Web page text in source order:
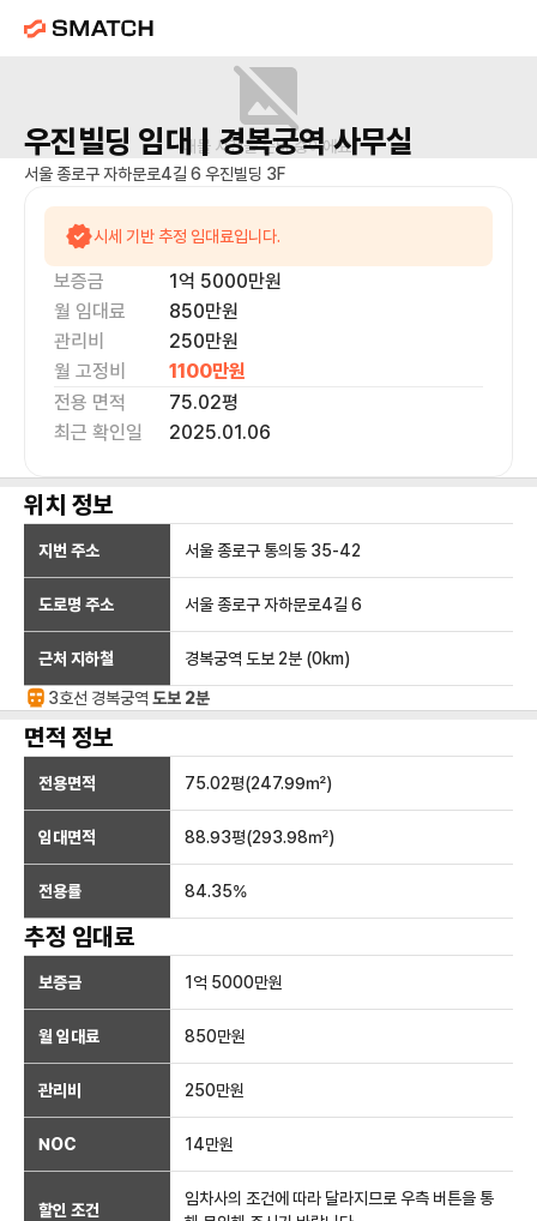
매물 사진을 준비 중이에요.
우진빌딩 임대 | 경복궁역사무실
서울 종로구 자하문로4길 6 우진빌딩 3F
시세 기반 추정 임대료입니다.
보증금 1억 5000만원
월 임대료
850만원
관리비
250만원
월 고정비
1100만원
전용 면적
75.02평
최근 확인일
2025.01.06
위치 정보
지번 주소 서울 종로구 통의동 35-42
도로명 주소 서울 종로구 자하문로4길 6
근처 지하철 경복궁역 도보 2분 (0km)
3호선 경복궁역 도보 2분
면적 정보
전용면적 75.02평(247.99㎡)
임대면적 88.93평(293.98㎡)
전용률 84.35%
추정 임대료
보증금 1억 5000만원
월 임대료 850만원
관리비 250만원
NOC 14만원
할인 조건
임차사의 조건에 따라 달라지므로 우측 버튼을 통